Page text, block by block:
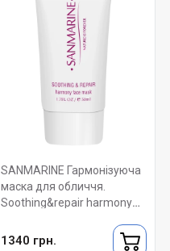
SANMARINE Гармонізуюча
маска для обличчя.
Soothing&repair harmony
1340 грн.